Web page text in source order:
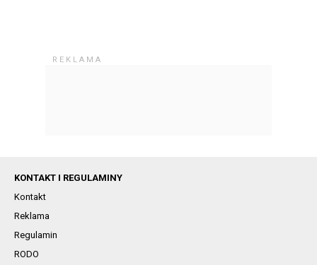
KONTAKT I REGULAMINY
Kontakt
Reklama
Regulamin
RODO